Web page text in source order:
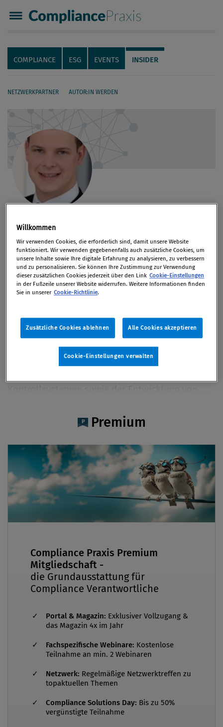
Compliance Praxis
Servicenavigation
Navigation
COMPLIANCE ESG EVENTS INSIDER
NETZWERKPARTNER AUTOR:IN WERDEN
Mag. Raphael Iglhauser
Artikel auf Xing teilen
Artikel auf linkedIn teilen
Artikel auf Facebook teilen
Artikellink kopieren
Artikel per Mail teilen
Vita
Mag. Raphael Iglhauser, Manager bei KPMG
Österreich, Certified Compliance Professional
(CCP), mit Spezialisierung auf der
Implementierung und Prüfung von Compliance-
Softwarelösungen (Asset Based Consulting).
Premium
Compliance Praxis Premium
Mitgliedschaft -
die Grundausstattung für
Compliance Verantwortliche
Portal & Magazin: Exklusiver Vollzugang &
das Magazin 4x im Jahr
Fachspezifische Webinare: Kostenlose
Teilnahme an min. 2 Webinaren
Netzwerk: Regelmäßige Netzwerktreffen zu
topaktuellen Themen
Compliance Solutions Day: Bis zu 50%
vergünstigte Teilnahme
Willkommen
Wir verwenden Cookies, die erforderlich sind, damit unsere Website
funktioniert. Wir verwenden gegebenenfalls auch zusätzliche Cookies, um
unsere Inhalte sowie Ihre digitale Erfahrung zu analysieren, zu verbessern
und zu personalisieren. Sie können Ihre Zustimmung zur Verwendung
dieser zusätzlichen Cookies jederzeit über den Link Cookie-Einstellungen
in der Fußzeile unserer Website widerrufen. Weitere Informationen finden
Sie in unserer Cookie-Richtlinie.
Zusätzliche Cookies ablehnen Alle Cookies akzeptieren
Cookie-Einstellungen verwalten